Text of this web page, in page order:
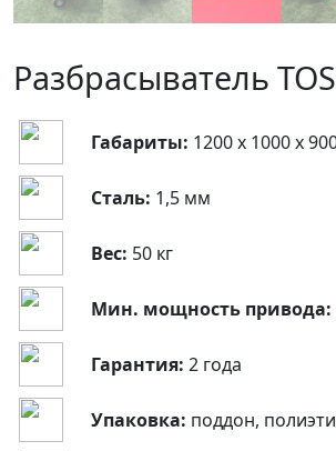
Разбрасыватель
Габариты: 1200 х 1000 х
Сталь: 1,5 мм
Вес: 50 кг
Мин. мощность привода:
Гарантия: 2 года
Упаковка: поддон,